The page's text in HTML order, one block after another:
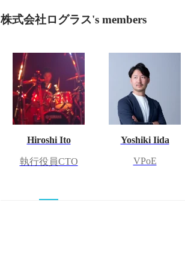
株式会社ログラス's members
Hiroshi Ito
執行役員CTO
Yoshiki Iida
VPoE